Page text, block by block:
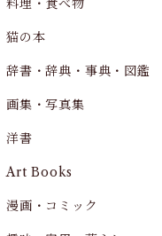
料理・食べ物
猫の本
辞書・辞典・事典・図鑑
画集・写真集
洋書
Art Books
漫画・コミック